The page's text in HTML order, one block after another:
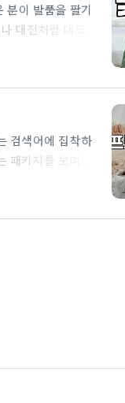
분이 발품을 팔기
대전처럼 대도시
2~3일 전에 연
. 예산대에 맞춰
검색어에 집착하
키지를 보며 고
공들여 준비한
기보다 오히려